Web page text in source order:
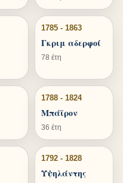
1785 - 1863
Γκριμ αδερφοί
78 έτη
1788 - 1824
Μπάϊρον
36 έτη
1792 - 1828
Υψηλάντης